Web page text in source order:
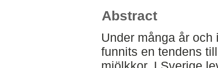
Abstract
Under många år
funnits en tendens